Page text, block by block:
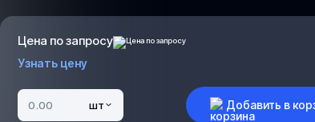
Ханты-
Цена по запросу
Узнать цену
шт Добавить в